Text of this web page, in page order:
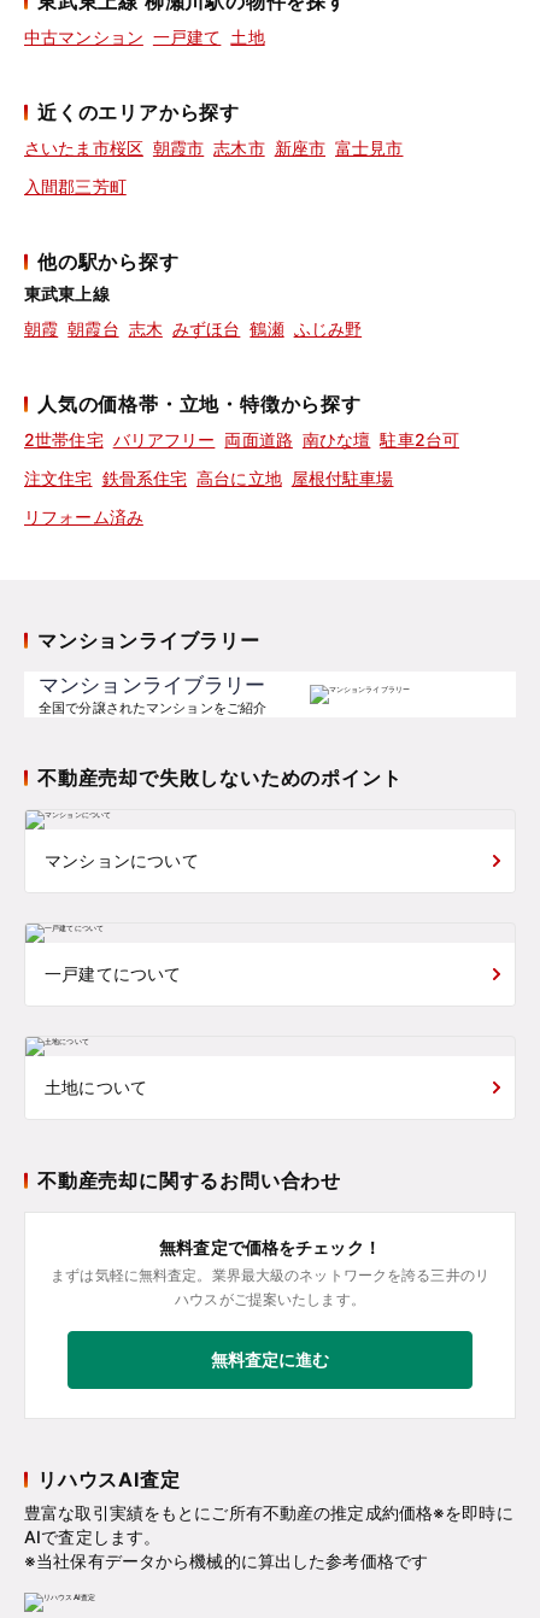
中古マンション 一戸建て 土地
近くのエリアから探す
さいたま市桜区 朝霞市 志木市 新座市 富士見市
入間郡三芳町
他の駅から探す
東武東上線
朝霞 朝霞台 志木 みずほ台 鶴瀬 ふじみ野
人気の価格帯・立地・特徴から探す
2世帯住宅 バリアフリー 両面道路 南ひな壇 駐車2台可
注文住宅 鉄骨系住宅 高台に立地 屋根付駐車場
リフォーム済み
マンションライブラリー
マンションライブラリー
全国で分譲されたマンションをご紹介
不動産売却で失敗しないためのポイント
マンションについて
一戸建てについて
土地について
不動産売却に関するお問い合わせ
無料査定で価格をチェック！
まずは気軽に無料査定。業界最大級のネットワークを誇る三井のリ
ハウスがご提案いたします。
無料査定に進む
リハウスAI査定
豊富な取引実績をもとにご所有不動産の推定成約価格※を即時に
AIで査定します。
※当社保有データから機械的に算出した参考価格です